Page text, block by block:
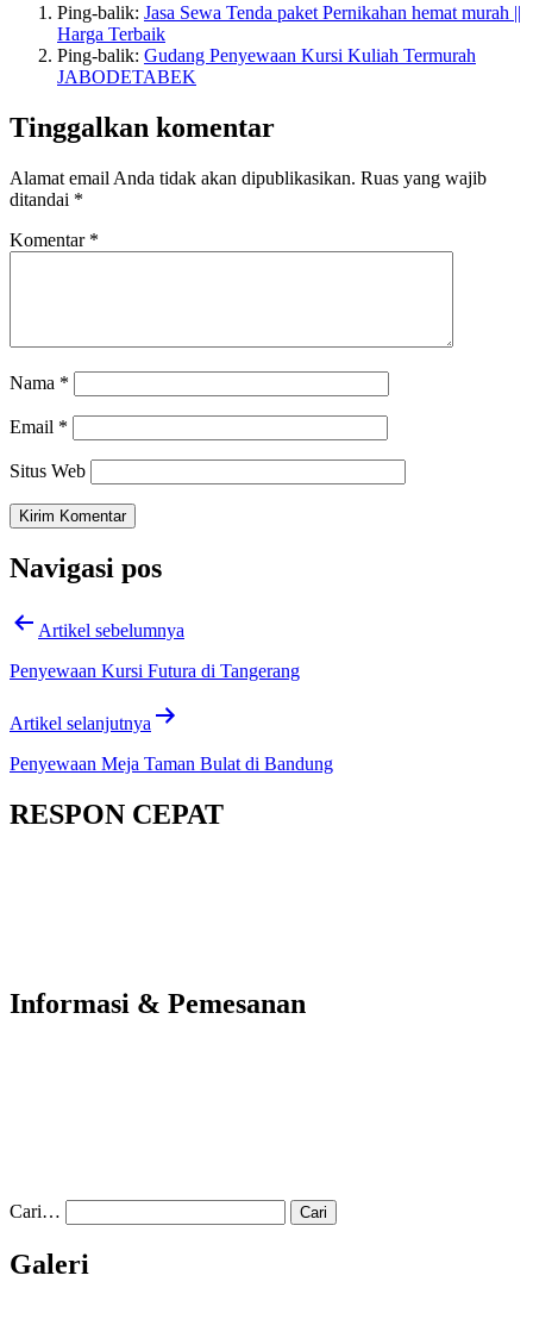
Ping-balik: Jasa Sewa Tenda paket Pernikahan hemat murah ||
Harga Terbaik
Ping-balik: Gudang Penyewaan Kursi Kuliah Termurah
JABODETABEK
Tinggalkan komentar
Alamat email Anda tidak akan dipublikasikan. Ruas yang wajib
ditandai *
Komentar *
Nama *
Email *
Situs Web
Navigasi pos
Artikel sebelumnya
Penyewaan Kursi Futura di Tangerang
Artikel selanjutnya
Penyewaan Meja Taman Bulat di Bandung
RESPON CEPAT
Informasi & Pemesanan
Cari…
Galeri